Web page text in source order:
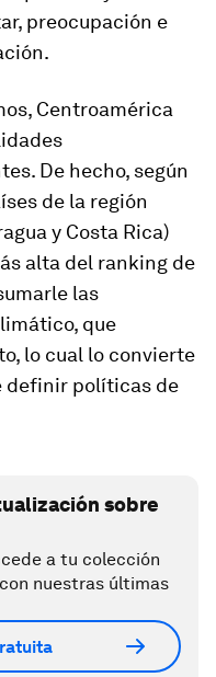
preocupación e
Centroamérica
De hecho, según
de la región
y Costa Rica)
alta del ranking de
las
que
lo cual lo convierte
definir políticas de
sobre
a tu colección
nuestras últimas